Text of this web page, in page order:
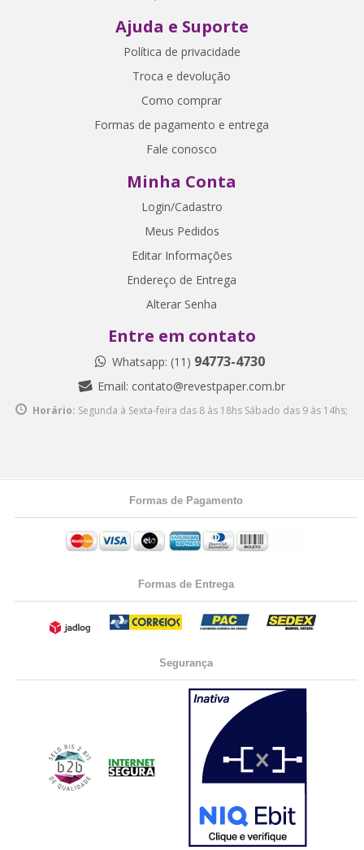
Ajuda e Suporte
Política de privacidade
Troca e devolução
Como comprar
Formas de pagamento e entrega
Fale conosco
Minha Conta
Login/Cadastro
Meus Pedidos
Editar Informações
Endereço de Entrega
Alterar Senha
Entre em contato
Whatsapp: (11) 94773-4730
Email: contato@revestpaper.com.br
Horário: Segunda à Sexta-feira das 8 às 18hs Sábado das 9 às 14hs;
Formas de Pagamento
Formas de Entrega
Segurança